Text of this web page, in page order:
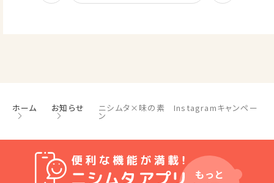
ホーム お知らせ ニシムタ×味の素 Instagramキャンペー
ン